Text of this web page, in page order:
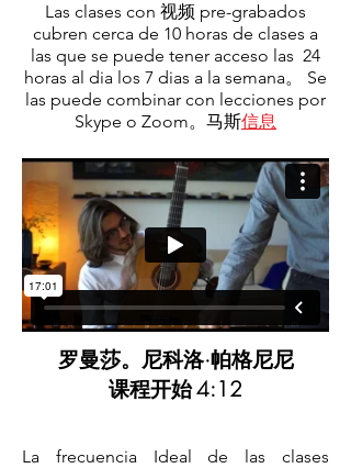
Las clases con 视频 pre-grabados
cubren cerca de 10 horas de clases a
las que se puede tener acceso las 24
horas al dia los 7 dias a la semana。 Se
las puede combinar con lecciones por
Skype o Zoom。马斯信息
罗曼莎。尼科洛·帕格尼尼
课程开始4:12
La frecuencia Ideal de las clases